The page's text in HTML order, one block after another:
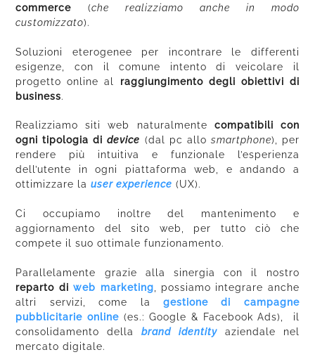
commerce (che realizziamo anche in modo
customizzato).
Soluzioni eterogenee per incontrare le differenti
esigenze, con il comune intento di veicolare il
progetto online al raggiungimento degli obiettivi di
business.
Realizziamo siti web naturalmente compatibili con
ogni tipologia didevice (dal pc allo smartphone), per
rendere più intuitiva e funzionale l’esperienza
dell’utente in ogni piattaforma web, e andando a
ottimizzare la user experience (UX).
Ci occupiamo inoltre del mantenimento e
aggiornamento del sito web, per tutto ciò che
compete il suo ottimale funzionamento.
Parallelamente grazie alla sinergia con il nostro
reparto diweb marketing, possiamo integrare anche
altri servizi, come la gestione di campagne
pubblicitarie online (es.: Google & Facebook Ads), il
consolidamento dellabrand identityaziendale nel
mercato digitale.